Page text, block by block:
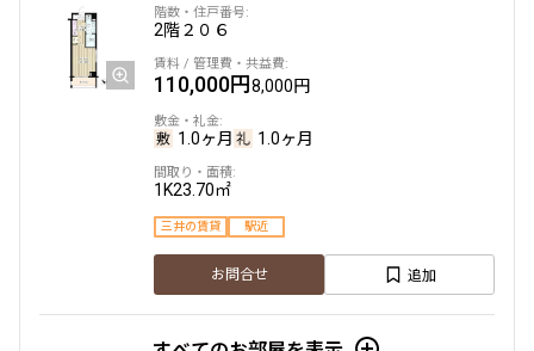
2階２０６
110,000円8,000円
1.0ヶ月 1.0ヶ月
1K23.70㎡
三井の賃貸 駅近
お問合せ 追加